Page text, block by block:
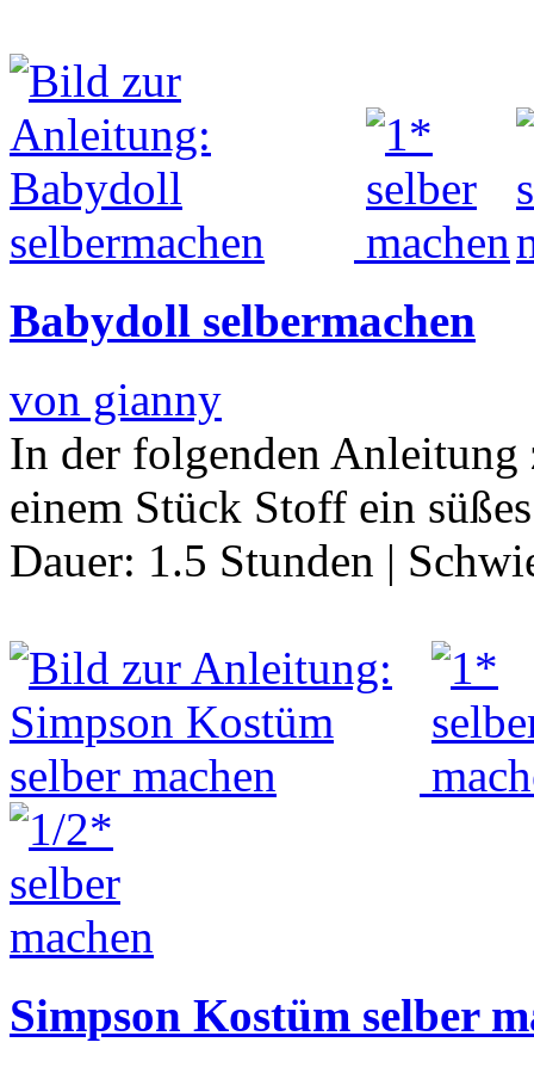
Babydoll selbermachen
von gianny
In der folgenden Anleitung
einem Stück Stoff ein
Dauer: 1.5 Stunden |
Simpson Kostüm selber